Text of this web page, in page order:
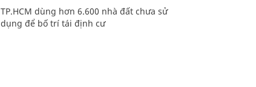
TP.HCM dùng hơn 6.600 nhà đất chưa sử
dụng để bố trí tái định cư